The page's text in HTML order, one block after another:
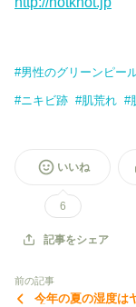
#男性のグリーンピー
#ニキビ跡 #肌荒れ #
いいね
6
記事をシェア
前の記事
今年の夏の湿度は